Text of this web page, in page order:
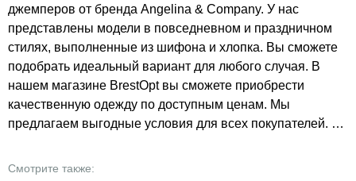
джемперов от бренда Angelina & Company. У нас
представлены модели в повседневном и праздничном
стилях, выполненные из шифона и хлопка. Вы сможете
подобрать идеальный вариант для любого случая. В
нашем магазине BrestOpt вы сможете приобрести
качественную одежду по доступным ценам. Мы
предлагаем выгодные условия для всех покупателей. У
классического белого до ярких и насыщенных оттенков.
Смотрите также: